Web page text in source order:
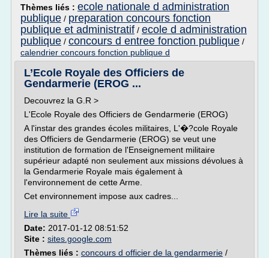
Thèmes liés : ecole nationale d administration
publique / preparation concours fonction
publique et administratif / ecole d administration
publique / concours d entree fonction publique /
calendrier concours fonction publique d
L’Ecole Royale des Officiers de
Gendarmerie (EROG ...
Decouvrez la G.R >
L'Ecole Royale des Officiers de Gendarmerie (EROG)
A l'instar des grandes écoles militaires, L'�?cole Royale
des Officiers de Gendarmerie (EROG) se veut une
institution de formation de l'Enseignement militaire
supérieur adapté non seulement aux missions dévolues à
la Gendarmerie Royale mais également à
l'environnement de cette Arme.
Cet environnement impose aux cadres...
Lire la suite
Date: 2017-01-12 08:51:52
Site : sites.google.com
Thèmes liés : concours d officier de la gendarmerie /